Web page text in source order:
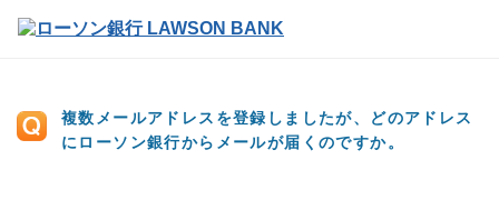
複数メールアドレスを登録しましたが、どのアドレス
にローソン銀行からメールが届くのですか。